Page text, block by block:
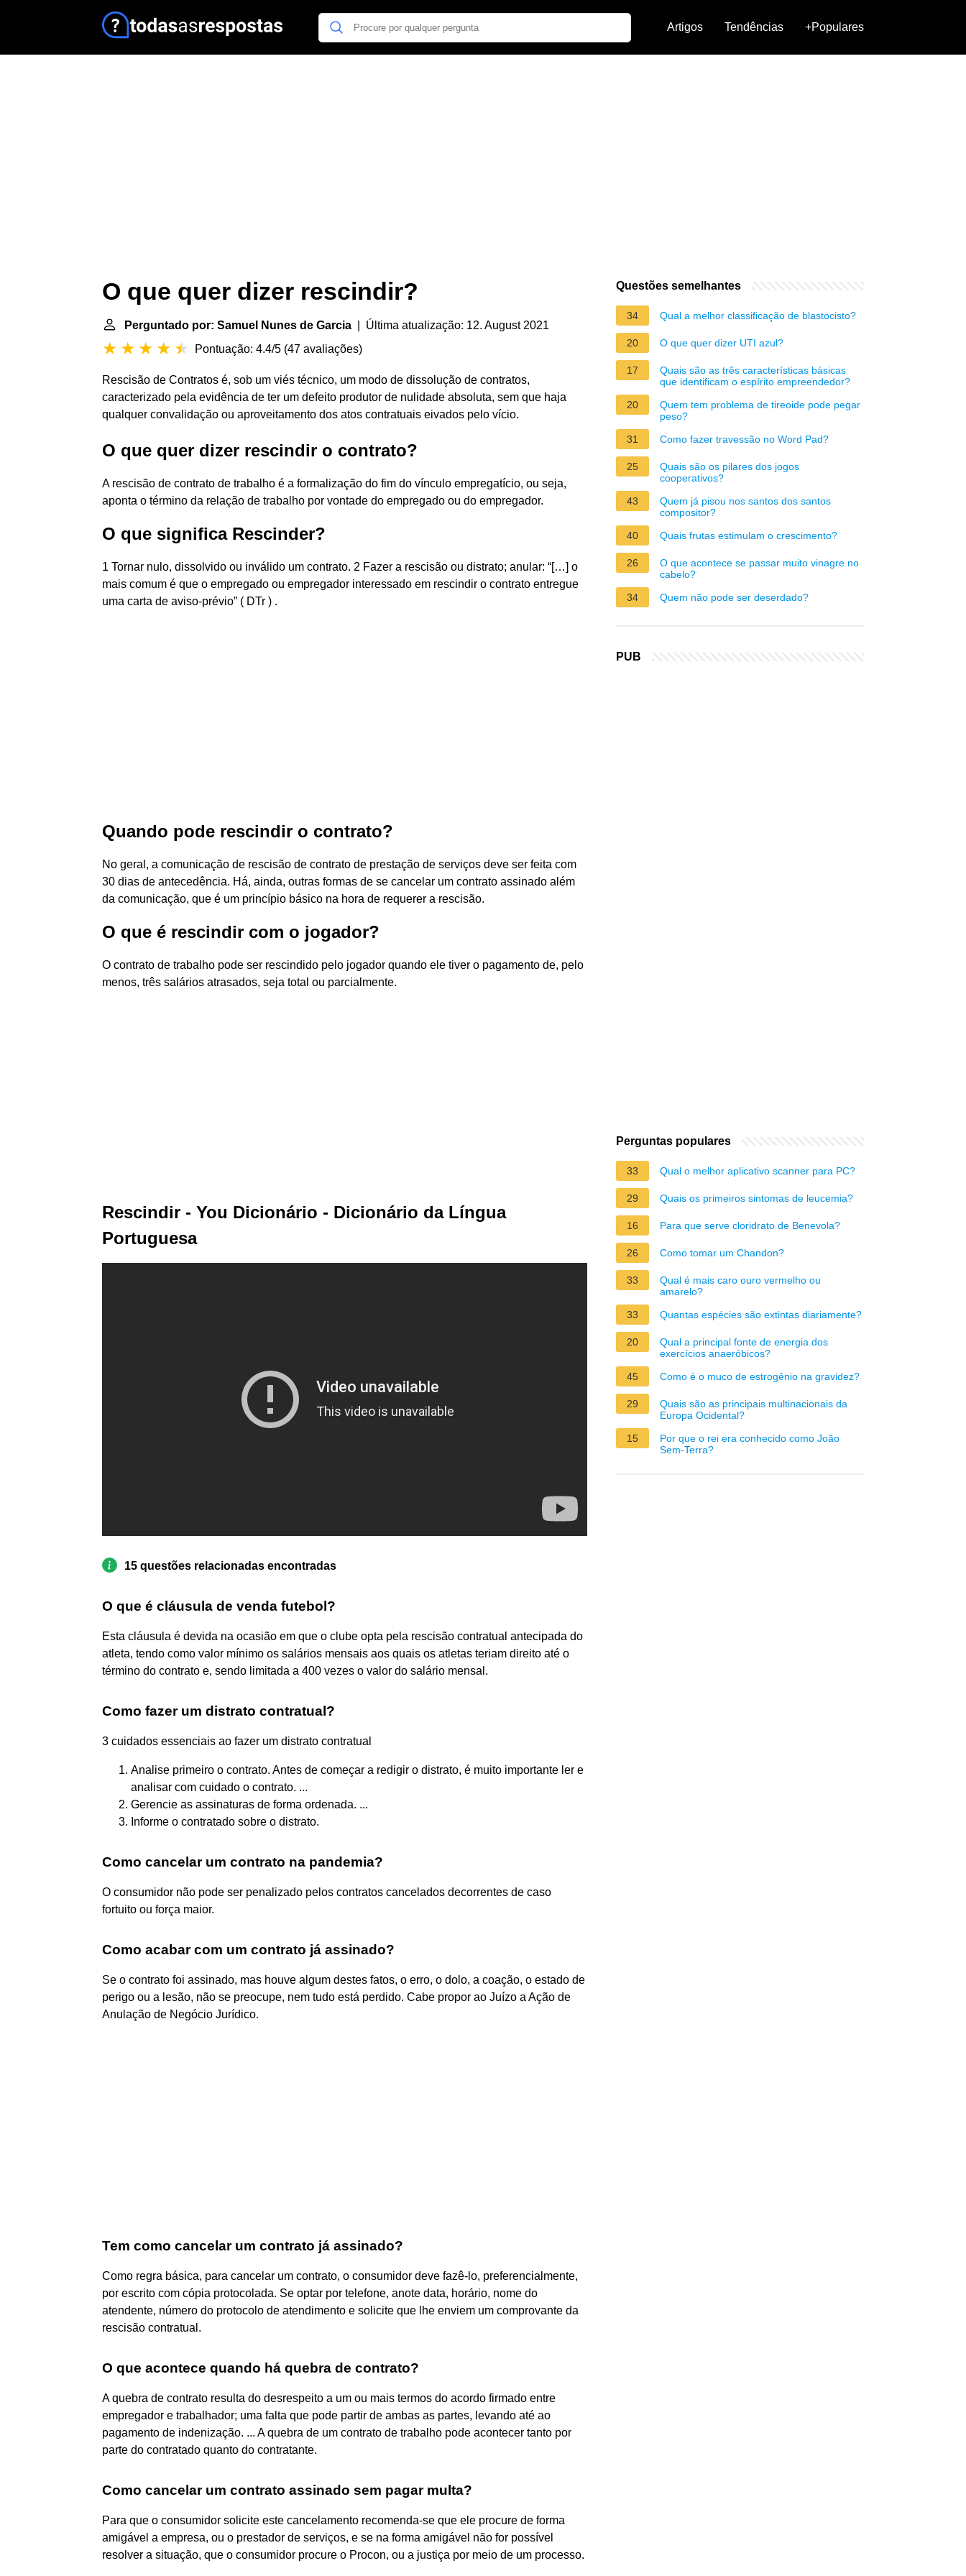
Artigos Tendências +Populares
O que quer dizer rescindir?
Perguntado por: Samuel Nunes de Garcia | Última atualização: 12. August 2021
Pontuação: 4.4/5 (47 avaliações)
Rescisão de Contratos é, sob um viés técnico, um modo de dissolução de contratos,
caracterizado pela evidência de ter um defeito produtor de nulidade absoluta, sem que haja
qualquer convalidação ou aproveitamento dos atos contratuais eivados pelo vício.
O que quer dizer rescindir o contrato?
A rescisão de contrato de trabalho é a formalização do fim do vínculo empregatício, ou seja,
aponta o término da relação de trabalho por vontade do empregado ou do empregador.
O que significa Rescinder?
1 Tornar nulo, dissolvido ou inválido um contrato. 2 Fazer a rescisão ou distrato; anular: “[…] o
mais comum é que o empregado ou empregador interessado em rescindir o contrato entregue
uma carta de aviso-prévio” ( DTr ) .
Quando pode rescindir o contrato?
No geral, a comunicação de rescisão de contrato de prestação de serviços deve ser feita com
30 dias de antecedência. Há, ainda, outras formas de se cancelar um contrato assinado além
da comunicação, que é um princípio básico na hora de requerer a rescisão.
O que é rescindir com o jogador?
O contrato de trabalho pode ser rescindido pelo jogador quando ele tiver o pagamento de, pelo
menos, três salários atrasados, seja total ou parcialmente.
Rescindir - You Dicionário - Dicionário da Língua
Portuguesa
15 questões relacionadas encontradas
O que é cláusula de venda futebol?
Esta cláusula é devida na ocasião em que o clube opta pela rescisão contratual antecipada do
atleta, tendo como valor mínimo os salários mensais aos quais os atletas teriam direito até o
término do contrato e, sendo limitada a 400 vezes o valor do salário mensal.
Como fazer um distrato contratual?
3 cuidados essenciais ao fazer um distrato contratual
Analise primeiro o contrato. Antes de começar a redigir o distrato, é muito importante ler e
analisar com cuidado o contrato. ...
Gerencie as assinaturas de forma ordenada. ...
Informe o contratado sobre o distrato.
Como cancelar um contrato na pandemia?
O consumidor não pode ser penalizado pelos contratos cancelados decorrentes de caso
fortuito ou força maior.
Como acabar com um contrato já assinado?
Se o contrato foi assinado, mas houve algum destes fatos, o erro, o dolo, a coação, o estado de
perigo ou a lesão, não se preocupe, nem tudo está perdido. Cabe propor ao Juízo a Ação de
Anulação de Negócio Jurídico.
Tem como cancelar um contrato já assinado?
Como regra básica, para cancelar um contrato, o consumidor deve fazê-lo, preferencialmente,
por escrito com cópia protocolada. Se optar por telefone, anote data, horário, nome do
atendente, número do protocolo de atendimento e solicite que lhe enviem um comprovante da
rescisão contratual.
O que acontece quando há quebra de contrato?
A quebra de contrato resulta do desrespeito a um ou mais termos do acordo firmado entre
empregador e trabalhador; uma falta que pode partir de ambas as partes, levando até ao
pagamento de indenização. ... A quebra de um contrato de trabalho pode acontecer tanto por
parte do contratado quanto do contratante.
Como cancelar um contrato assinado sem pagar multa?
Para que o consumidor solicite este cancelamento recomenda-se que ele procure de forma
amigável a empresa, ou o prestador de serviços, e se na forma amigável não for possível
resolver a situação, que o consumidor procure o Procon, ou a justiça por meio de um processo.
Questões semelhantes
34 Qual a melhor classificação de blastocisto?
20 O que quer dizer UTI azul?
17
Quais são as três características básicas
que identificam o espírito empreendedor?
20
Quem tem problema de tireoide pode pegar
peso?
31
Como fazer travessão no Word Pad?
25
Quais são os pilares dos jogos
cooperativos?
43
Quem já pisou nos santos dos santos
compositor?
40
Quais frutas estimulam o crescimento?
26
O que acontece se passar muito vinagre no
cabelo?
34
Quem não pode ser deserdado?
PUB
Perguntas populares
33 Qual o melhor aplicativo scanner para PC?
29 Quais os primeiros sintomas de leucemia?
16 Para que serve cloridrato de Benevola?
26 Como tomar um Chandon?
33
Qual é mais caro ouro vermelho ou
amarelo?
33
Quantas espécies são extintas diariamente?
20
Qual a principal fonte de energia dos
exercícios anaeróbicos?
45
Como é o muco de estrogênio na gravidez?
29
Quais são as principais multinacionais da
Europa Ocidental?
15
Por que o rei era conhecido como João
Sem-Terra?